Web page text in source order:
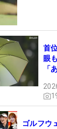
首
眼
「
ゴルフウ